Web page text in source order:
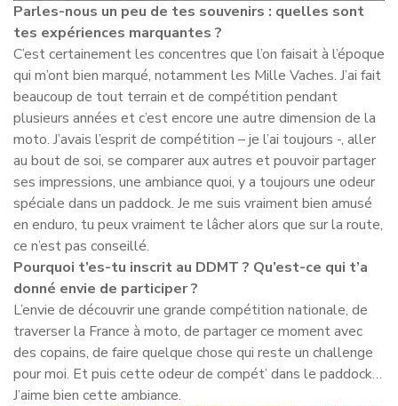
Parles-nous un peu de tes souvenirs : quelles sont
tes expériences marquantes ?
C’est certainement les concentres que l’on faisait à l’époque
qui m’ont bien marqué, notamment les Mille Vaches. J’ai fait
beaucoup de tout terrain et de compétition pendant
plusieurs années et c’est encore une autre dimension de la
moto. J’avais l’esprit de compétition – je l’ai toujours -, aller
au bout de soi, se comparer aux autres et pouvoir partager
ses impressions, une ambiance quoi, y a toujours une odeur
spéciale dans un paddock. Je me suis vraiment bien amusé
en enduro, tu peux vraiment te lâcher alors que sur la route,
ce n’est pas conseillé.
Pourquoi t’es-tu inscrit au DDMT ? Qu’est-ce qui t’a
donné envie de participer ?
L’envie de découvrir une grande compétition nationale, de
traverser la France à moto, de partager ce moment avec
des copains, de faire quelque chose qui reste un challenge
pour moi. Et puis cette odeur de compét’ dans le paddock…
J’aime bien cette ambiance.